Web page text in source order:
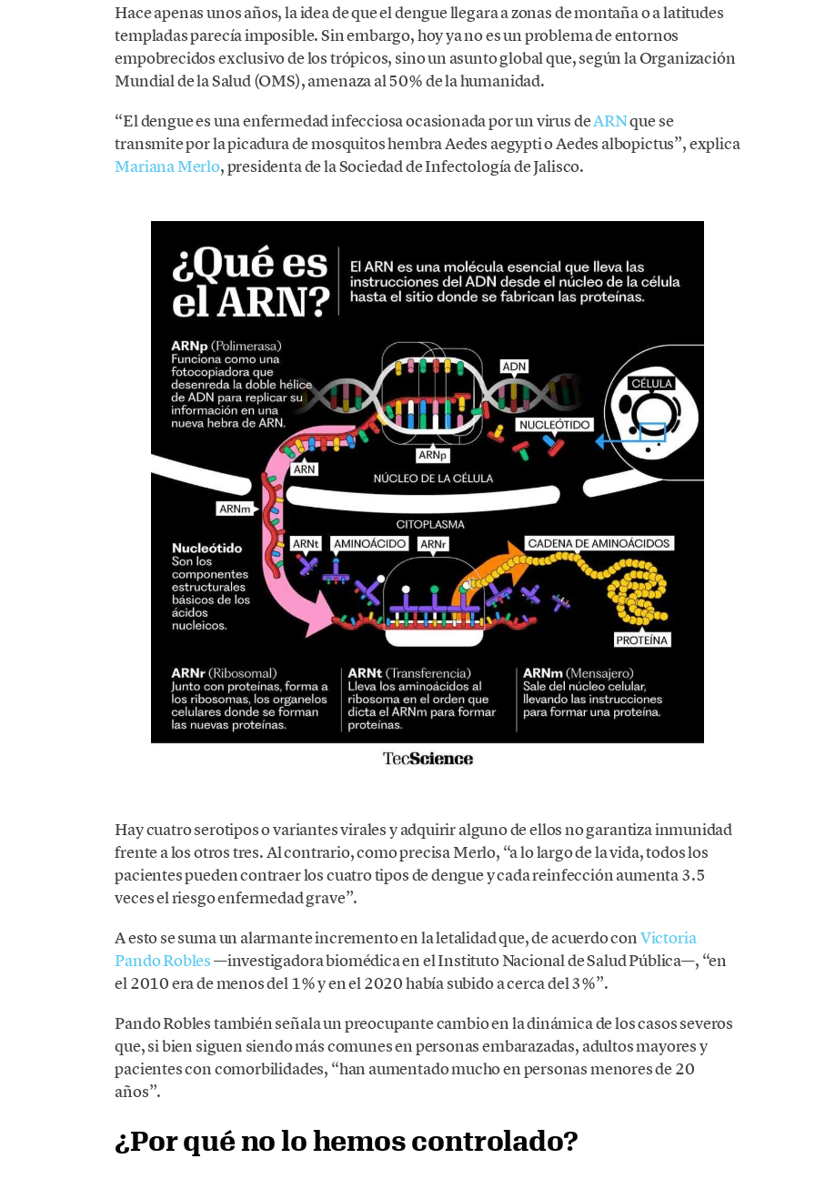
Hace apenas unos años, la idea de que el dengue llegara a zonas de montaña o a latitudes
templadas parecía imposible. Sin embargo, hoy ya no es un problema de entornos
empobrecidos exclusivo de los trópicos, sino un asunto global que, según la Organización
Mundial de la Salud (OMS), amenaza al 50% de la humanidad.
“El dengue es una enfermedad infecciosa ocasionada por un virus deARNque se
transmite por la picadura de mosquitos hembra Aedes aegypti o Aedes albopictus”, explica
Mariana Merlo, presidenta de la Sociedad de Infectología de Jalisco.
Hay cuatro serotipos o variantes virales y adquirir alguno de ellos no garantiza inmunidad
frente a los otros tres. Al contrario, como precisa Merlo, “a lo largo de la vida, todos los
pacientes pueden contraer los cuatro tipos de dengue y cada reinfección aumenta 3.5
veces el riesgo enfermedad grave”.
A esto se suma un alarmante incremento en la letalidad que, de acuerdo conVictoria
Pando Robles—investigadora biomédica en el Instituto Nacional de Salud Pública—, “en
el 2010 era de menos del 1% y en el 2020 había subido a cerca del 3%”.
Pando Robles también señala un preocupante cambio en la dinámica de los casos severos
que, si bien siguen siendo más comunes en personas embarazadas, adultos mayores y
pacientes con comorbilidades, “han aumentado mucho en personas menores de 20
años”.
¿Por qué no lo hemos controlado?